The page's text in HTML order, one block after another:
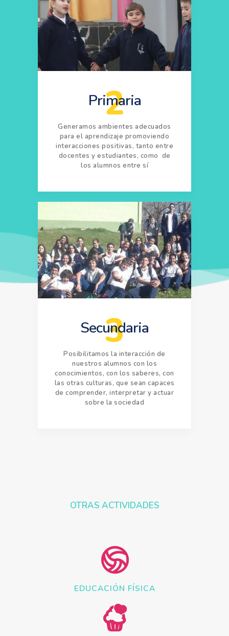
2
Primaria
Generamos ambientes adecuados
para el aprendizaje promoviendo
interacciones positivas, tanto entre
docentes y estudiantes, como de
los alumnos entre sí
3
Secundaria
Posibilitamos la interacción de
nuestros alumnos con los
conocimientos, con los saberes, con
las otras culturas, que sean capaces
de comprender, interpretar y actuar
sobre la sociedad
OTRAS ACTIVIDADES
EDUCACIÓN FÍSICA